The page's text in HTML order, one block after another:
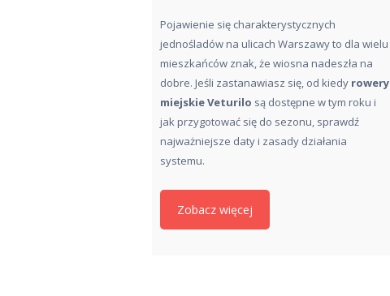
Pojawienie się charakterystycznych
jednośladów na ulicach Warszawy to dla wielu
mieszkańców znak, że wiosna nadeszła na
dobre. Jeśli zastanawiasz się, od kiedy rowery
miejskie Veturilo są dostępne w tym roku i
jak przygotować się do sezonu, sprawdź
najważniejsze daty i zasady działania
systemu.
Zobacz więcej